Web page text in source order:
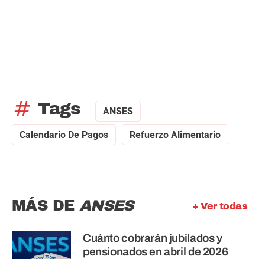
tag Tags ANSES
Calendario De Pagos Refuerzo Alimentario
+ Ver todas
MÁS DE ANSES
Cuánto cobrarán jubilados y
pensionados en abril de 2026